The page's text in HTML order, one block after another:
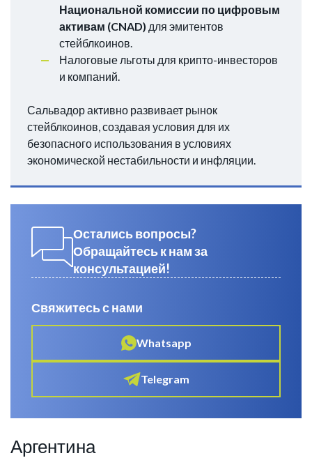
Национальной комиссии по цифровым
активам (CNAD) для эмитентов
стейблкоинов.
Налоговые льготы для крипто-инвесторов
и компаний.
Сальвадор активно развивает рынок
стейблкоинов, создавая условия для их
безопасного использования в условиях
экономической нестабильности и инфляции.
Остались вопросы?
Обращайтесь к нам за
консультацией!
Свяжитесь с нами
Whatsapp
Telegram
Аргентина